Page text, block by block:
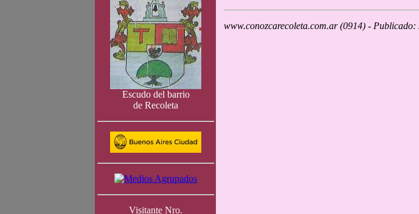
Escudo del barrio
de Recoleta
Visitante Nro.
www.conozcarecoleta.com.ar (0914) -